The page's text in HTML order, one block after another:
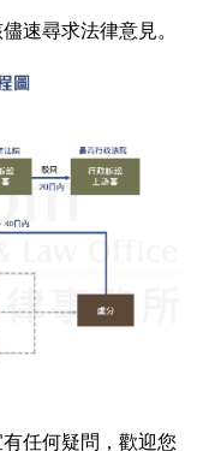
速尋求法律意見。
任何疑問，歡迎您